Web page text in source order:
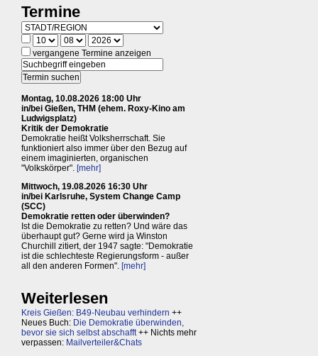
Termine
vergangene Termine anzeigen
Montag, 10.08.2026 18:00 Uhr
in/bei Gießen, THM (ehem. Roxy-Kino am
Ludwigsplatz)
Kritik der Demokratie
Demokratie heißt Volksherrschaft. Sie
funktioniert also immer über den Bezug auf
einem imaginierten, organischen
"Volkskörper". [mehr]
Mittwoch, 19.08.2026 16:30 Uhr
in/bei Karlsruhe, System Change Camp
(SCC)
Demokratie retten oder überwinden?
Ist die Demokratie zu retten? Und wäre das
überhaupt gut? Gerne wird ja Winston
Churchill zitiert, der 1947 sagte: "Demokratie
ist die schlechteste Regierungsform - außer
all den anderen Formen". [mehr]
Weiterlesen
Kreis Gießen: B49-Neubau verhindern ++
Neues Buch: Die Demokratie überwinden,
bevor sie sich selbst abschafft++ Nichts mehr
verpassen: Mailverteiler&Chats